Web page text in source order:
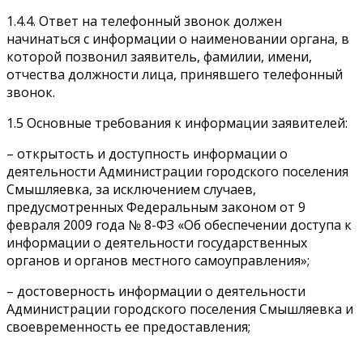
1.4.4. Ответ на телефонный звонок должен
начинаться с информации о наименовании органа, в
которой позвонил заявитель, фамилии, имени,
отчества должности лица, принявшего телефонный
звонок.
1.5 Основные требования к информации заявителей:
– открытость и доступность информации о
деятельности Администрации городского поселения
Смышляевка, за исключением случаев,
предусмотренных Федеральным законом от 9
февраля 2009 года № 8-ФЗ «Об обеспечении доступа к
информации о деятельности государственных
органов и органов местного самоуправления»;
– достоверность информации о деятельности
Администрации городского поселения Смышляевка и
своевременность ее предоставления;